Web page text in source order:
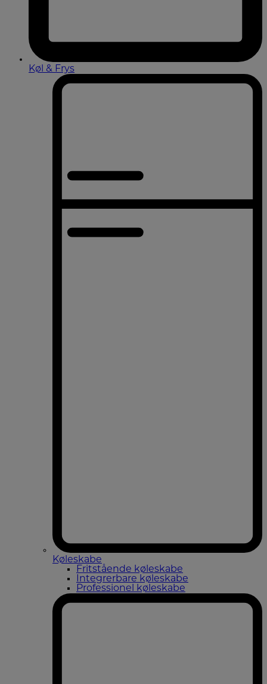
Køl & Frys
Køleskabe
Fritstående køleskabe
Integrerbare køleskabe
Professionel køleskabe